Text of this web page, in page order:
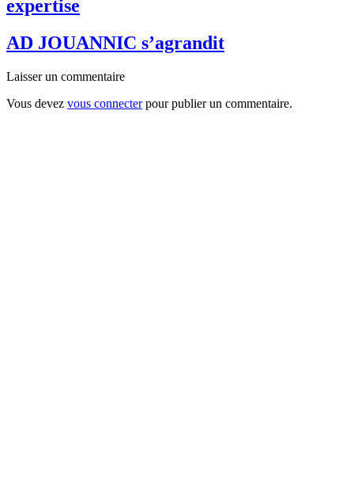
expertise
AD JOUANNIC s’agrandit
Laisser un commentaire
Vous devez vous connecterpour publier un commentaire.